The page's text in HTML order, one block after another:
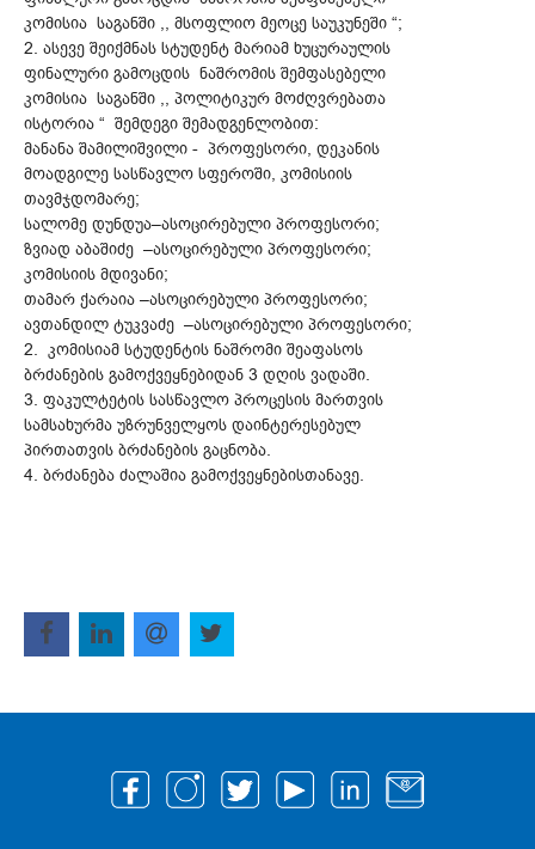
კომისია საგანში ,, მსოფლიო მეოცე საუკუნეში “;
2. ასევე შეიქმნას სტუდენტ მარიამ ხუცურაულის
ფინალური გამოცდის ნაშრომის შემფასებელი
კომისია საგანში ,, პოლიტიკურ მოძღვრებათა
ისტორია “ შემდეგი შემადგენლობით:
მანანა შამილიშვილი - პროფესორი, დეკანის
მოადგილე სასწავლო სფეროში, კომისიის
თავმჯდომარე;
სალომე დუნდუა–ასოცირებული პროფესორი;
ზვიად აბაშიძე –ასოცირებული პროფესორი;
კომისიის მდივანი;
თამარ ქარაია –ასოცირებული პროფესორი;
ავთანდილ ტუკვაძე –ასოცირებული პროფესორი;
2. კომისიამ სტუდენტის ნაშრომი შეაფასოს
ბრძანების გამოქვეყნებიდან 3 დღის ვადაში.
3. ფაკულტეტის სასწავლო პროცესის მართვის
სამსახურმა უზრუნველყოს დაინტერესებულ
პირთათვის ბრძანების გაცნობა.
4. ბრძანება ძალაშია გამოქვეყნებისთანავე.